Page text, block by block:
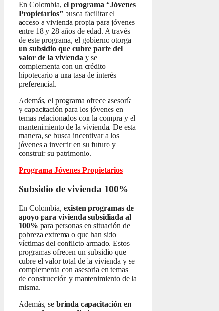
En Colombia, el programa “Jóvenes
Propietarios” busca facilitar el
acceso a vivienda propia para jóvenes
entre 18 y 28 años de edad. A través
de este programa, el gobierno otorga
un subsidio que cubre parte del
valor de la vivienda y se
complementa con un crédito
hipotecario a una tasa de interés
preferencial.
Además, el programa ofrece asesoría
y capacitación para los jóvenes en
temas relacionados con la compra y el
mantenimiento de la vivienda. De esta
manera, se busca incentivar a los
jóvenes a invertir en su futuro y
construir su patrimonio.
Programa Jóvenes Propietarios
Subsidio de vivienda 100%
En Colombia, existen programas de
apoyo para vivienda subsidiada al
100% para personas en situación de
pobreza extrema o que han sido
víctimas del conflicto armado. Estos
programas ofrecen un subsidio que
cubre el valor total de la vivienda y se
complementa con asesoría en temas
de construcción y mantenimiento de la
misma.
Además, se brinda capacitación en